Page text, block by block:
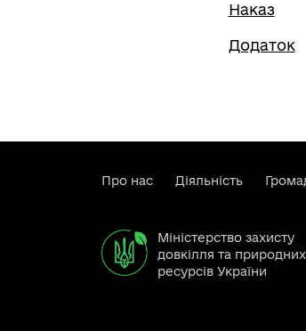
Наказ
Додаток
Про нас Діяльність
Міністерство захисту
довкілля та природних
ресурсів України